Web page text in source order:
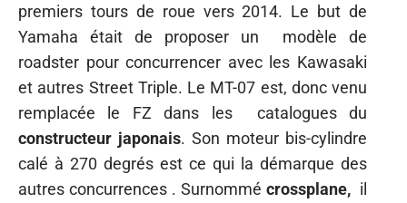
premiers tours de roue vers 2014. Le but de
Yamaha était de proposer un modèle de
roadster pour concurrencer avec les Kawasaki
et autres Street Triple. Le MT-07 est, donc venu
remplacée le FZ dans les catalogues du
constructeur japonais. Son moteur bis-cylindre
calé à 270 degrés est ce qui la démarque des
autres concurrences . Surnommé crossplane, il